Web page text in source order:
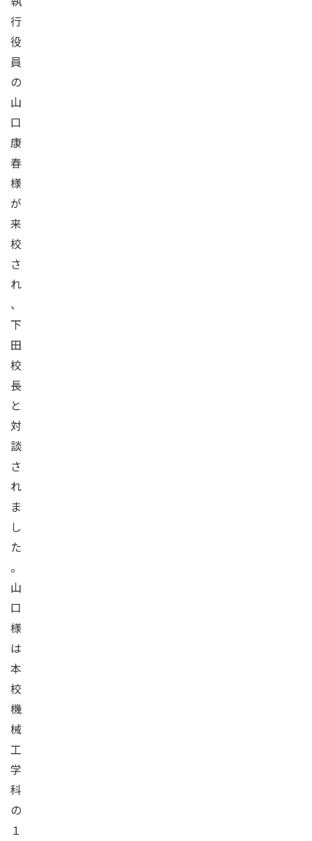
行
役
員
の
山
口
康
春
様
が
来
校
さ
れ
、
下
田
校
長
と
対
談
さ
れ
ま
し
た
。
山
口
様
は
本
校
機
械
工
学
科
の
１